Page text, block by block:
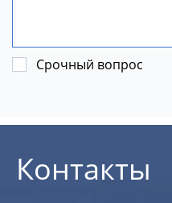
Срочный вопрос
Контакты